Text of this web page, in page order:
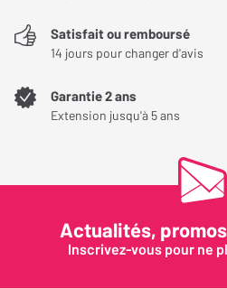
Satisfait ou remboursé
14 jours pour changer d'avis
Garantie 2 ans
Extension jusqu'à 5 ans
Actualités,
Inscrivez-vous pour ne